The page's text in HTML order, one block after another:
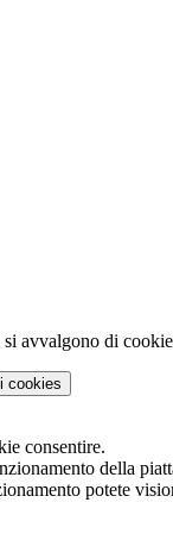
avvalgono di
i cookies
consentire.
della
potete